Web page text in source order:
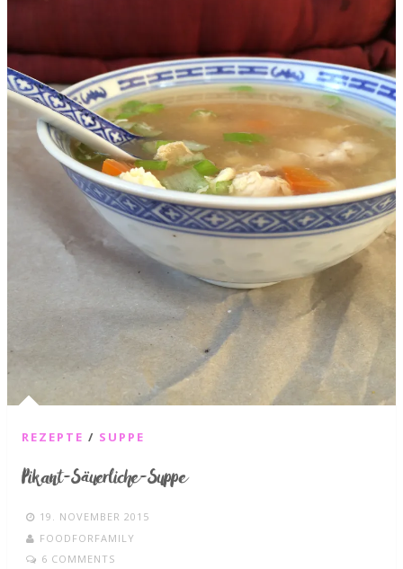
REZEPTE / SUPPE
Pikant-Säuerliche-Suppe
19. NOVEMBER 2015
FOODFORFAMILY
6 COMMENTS